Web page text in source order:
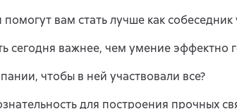
вам стать лучше как собеседник
сегодня важнее, чем умение эффектно
чтобы в ней участвовали все?
для построения прочных